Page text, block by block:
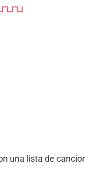
una lista de